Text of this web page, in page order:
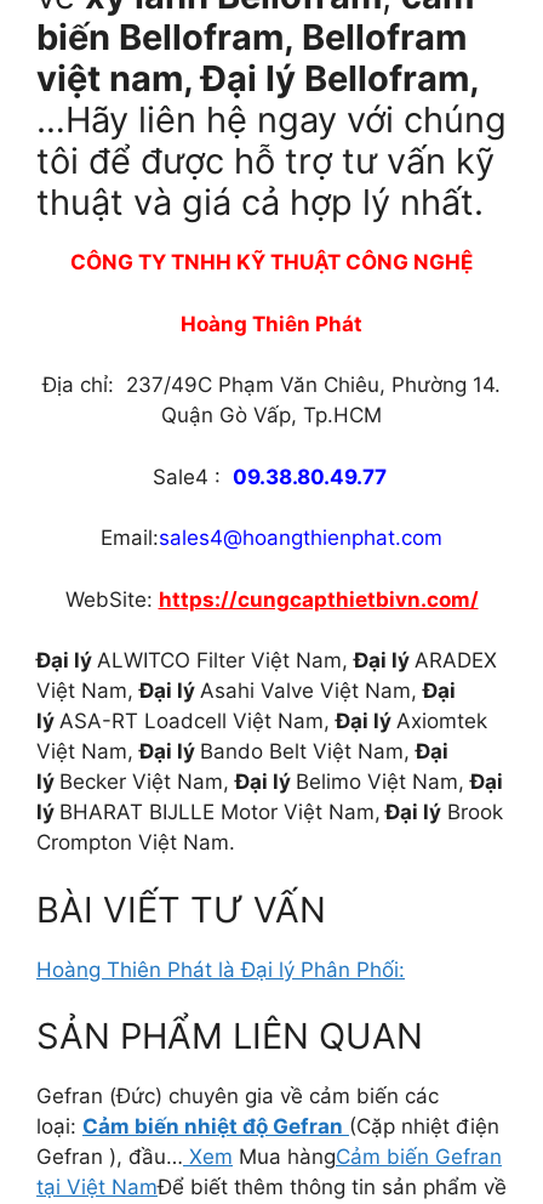
biến Bellofram, Bellofram
việt nam, Đại lý Bellofram,
…Hãy liên hệ ngay với chúng
tôi để được hỗ trợ tư vấn kỹ
thuật và giá cả hợp lý nhất.
CÔNG TY TNHH KỸ THUẬT CÔNG NGHỆ
Hoàng Thiên Phát
Địa chỉ: 237/49C Phạm Văn Chiêu, Phường 14.
Quận Gò Vấp, Tp.HCM
Sale4 : 09.38.80.49.77
Email:sales4@hoangthienphat.com
WebSite: https://cungcapthietbivn.com/
Đại lý ALWITCO Filter Việt Nam,Đại lý ARADEX
Việt Nam,Đại lý Asahi Valve Việt Nam,Đại
lý ASA-RT Loadcell Việt Nam,Đại lý Axiomtek
Việt Nam,Đại lý Bando Belt Việt Nam,Đại
lý Becker Việt Nam,Đại lý Belimo Việt Nam,Đại
lý BHARAT BIJLLE Motor Việt Nam, Đại lý Brook
Crompton Việt Nam.
BÀI VIẾT TƯ VẤN
Hoàng Thiên Phát là Đại lý Phân Phối:
SẢN PHẨM LIÊN QUAN
Gefran (Đức) chuyên gia về cảm biến các
loại: Cảm biến nhiệt độ Gefran (Cặp nhiệt điện
Gefran ), đầu… Xem Mua hàngCảm biến Gefran
tại Việt NamĐể biết thêm thông tin sản phẩm về